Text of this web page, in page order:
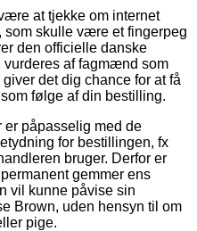
at tjekke om internet
skulle være et fingerpeg
den officielle danske
vurderes af fagmænd som
det dig chance for at få
følge af din bestilling.
er påpasselig med de
for bestillingen, fx
bruger. Derfor er
gemmer ens
vil kunne påvise sin
Brown, uden hensyn til om
pige.